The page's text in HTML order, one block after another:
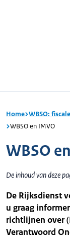
Home WBSO:
WBSO en IMVO
WBSO
De inhoud van deze
De Rijksdienst
u graag
richtlijnen over
Verantwoord